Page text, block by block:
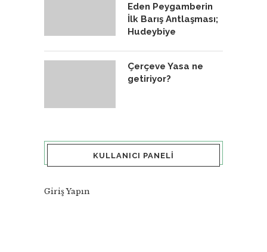
Eden Peygamberin
İlk Barış Antlaşması;
Hudeybiye
Çerçeve Yasa ne
getiriyor?
KULLANICI PANELI
Giriş Yapın